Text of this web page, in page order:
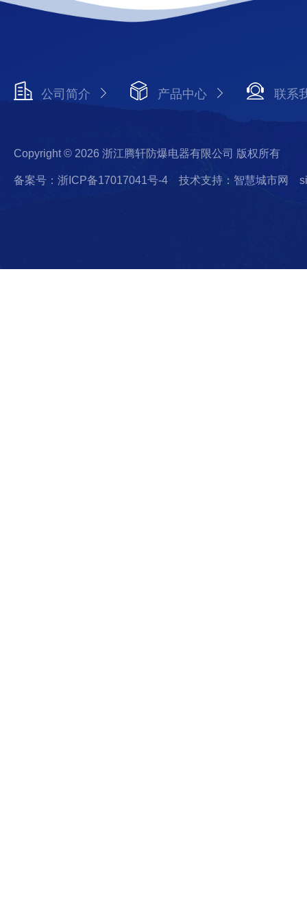
公司简介 产品中心 联系
Copyright © 2026 浙江腾轩防爆电器有限公司 版权所有
备案号：浙ICP备17017041号-4 技术支持：智慧城市网